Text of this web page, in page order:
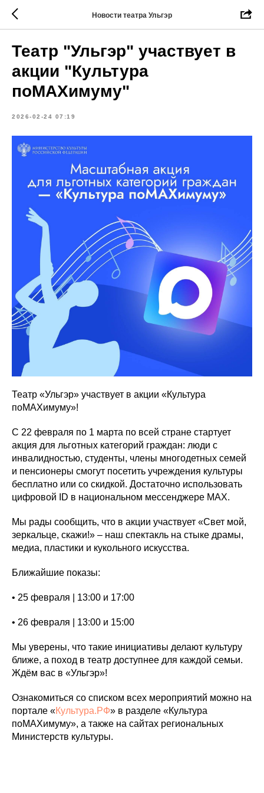
Новости театра Ульгэр
Театр "Ульгэр" участвует в
акции "Культура
поМАХимуму"
2026-02-24 07:19
Театр «Ульгэр» участвует в акции «Культура
поMAХимуму»!
С 22 февраля по 1 марта по всей стране стартует
акция для льготных категорий граждан: люди с
инвалидностью, студенты, члены многодетных семей
и пенсионеры смогут посетить учреждения культуры
бесплатно или со скидкой. Достаточно использовать
цифровой ID в национальном мессенджере MAX.
Мы рады сообщить, что в акции участвует «Свет мой,
зеркальце, скажи!» – наш спектакль на стыке драмы,
медиа, пластики и кукольного искусства.
Ближайшие показы:
• 25 февраля | 13:00 и 17:00
• 26 февраля | 13:00 и 15:00
Мы уверены, что такие инициативы делают культуру
ближе, а поход в театр доступнее для каждой семьи.
Ждём вас в «Ульгэр»!
Ознакомиться со списком всех мероприятий можно на
портале «Культура.РФ» в разделе «Культура
поMAХимуму», а также на сайтах региональных
Министерств культуры.